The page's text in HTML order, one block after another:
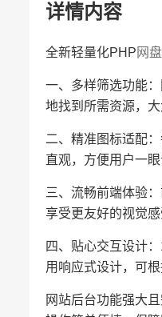
详情内容
全新轻量化PHP 网
一、多样筛选功能
地找到所需资源，大
二、精准图标适配
直观，方便用户一眼
三、流畅前端体验
享受更友好的视觉感
四、贴心交互设计
用响应式设计，可
网站后台功能强大